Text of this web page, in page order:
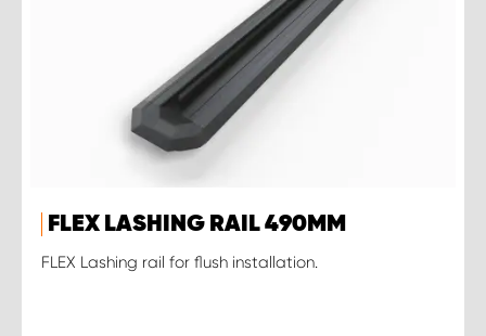
FLEX LASHING RAIL 490MM
FLEX Lashing rail for flush installation.